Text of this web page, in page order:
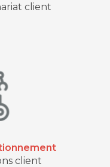
client
client